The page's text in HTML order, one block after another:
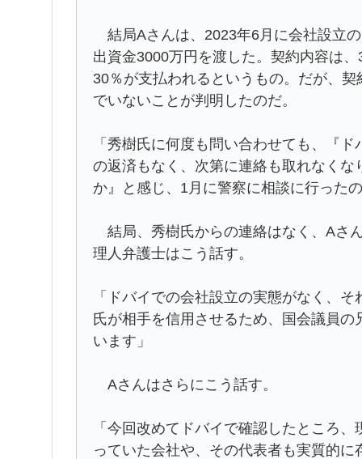
結局Aさんは、2023年6月に会社設立
出資金3000万円を渡した。契約内容は
30％が支払われるというもの。だが、
でいないことが判明したのだ。
「秀樹氏に何度も問い合わせても、『
の返済もなく、次第に連絡も取れなく
か』と感じ、1月に警察に相談に行った
結局、秀樹氏からの連絡はなく、Aさ
理人弁護士はこう話す。
「ドバイでの会社設立の実態がなく、
氏が相手を信用させるため、国会議員
います」
Aさんはさらにこう話す。
「今回改めてドバイで確認したところ
っていた会社や、その代表者も実質的